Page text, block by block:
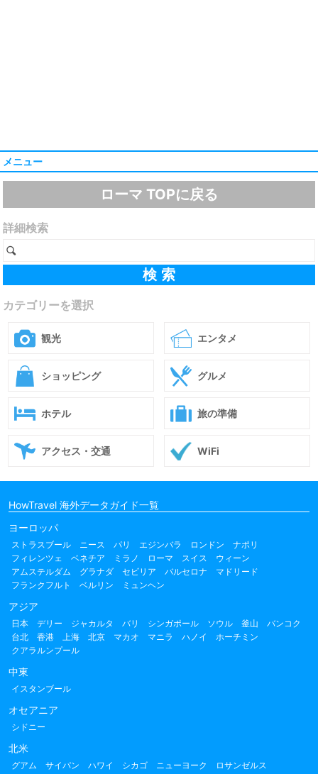
メニュー
ローマ TOPに戻る
詳細検索
カテゴリーを選択
観光 エンタメ
ショッピング グルメ
ホテル 旅の準備
アクセス・交通 WiFi
HowTravel 海外データガイド一覧
ヨーロッパ
ストラスブール ニース パリ エジンバラ ロンドン
ナポリ
フィレンツェ
ベネチア ミラノ ローマ スイス
ウィーン
アムステルダム
グラナダ セビリア バルセロナ
マドリード
フランクフルト
ベルリン ミュンヘン
アジア
日本 デリー ジャカルタ バリ シンガポール ソウル 釜山
バンコク
台北
香港 上海 北京 マカオ マニラ ハノイ
ホーチミン
クアラルンプール
中東
イスタンブール
オセアニア
シドニー
北米
グアム サイパン ハワイ シカゴ ニューヨーク
ロサンゼルス